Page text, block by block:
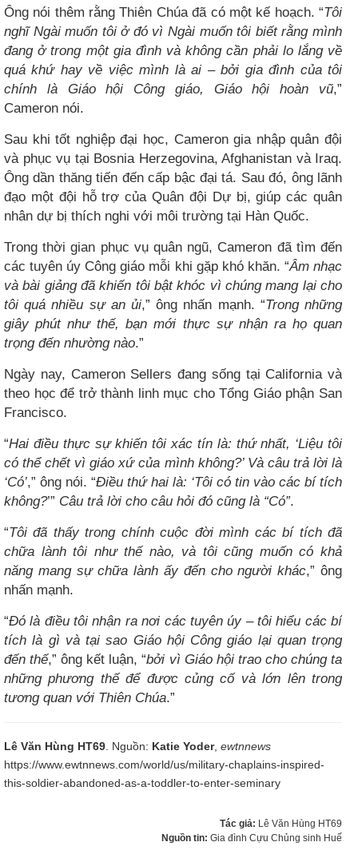
Ông nói thêm rằng Thiên Chúa đã có một kế hoạch. “Tôi
nghĩ Ngài muốn tôi ở đó vì Ngài muốn tôi biết rằng mình
đang ở trong một gia đình và không cần phải lo lắng về
quá khứ hay về việc mình là ai – bởi gia đình của tôi
chính là Giáo hội Công giáo, Giáo hội hoàn vũ,”
Cameron nói.
Sau khi tốt nghiệp đại học, Cameron gia nhập quân đội
và phục vụ tại Bosnia Herzegovina, Afghanistan và Iraq.
Ông dần thăng tiến đến cấp bậc đại tá. Sau đó, ông lãnh
đạo một đội hỗ trợ của Quân đội Dự bị, giúp các quân
nhân dự bị thích nghi với môi trường tại Hàn Quốc.
Trong thời gian phục vụ quân ngũ, Cameron đã tìm đến
các tuyên úy Công giáo mỗi khi gặp khó khăn. “Âm nhạc
và bài giảng đã khiến tôi bật khóc vì chúng mang lại cho
tôi quá nhiều sự an ủi,” ông nhấn mạnh. “Trong những
giây phút như thế, bạn mới thực sự nhận ra họ quan
trọng đến nhường nào.”
Ngày nay, Cameron Sellers đang sống tại California và
theo học để trở thành linh mục cho Tổng Giáo phận San
Francisco.
“Hai điều thực sự khiến tôi xác tín là: thứ nhất, ‘Liệu tôi
có thể chết vì giáo xứ của mình không?’ Và câu trả lời là
‘Có’,” ông nói. “Điều thứ hai là: ‘Tôi có tin vào các bí tích
không?’” Câu trả lời cho câu hỏi đó cũng là “Có”.
“Tôi đã thấy trong chính cuộc đời mình các bí tích đã
chữa lành tôi như thế nào, và tôi cũng muốn có khả
năng mang sự chữa lành ấy đến cho người khác,” ông
nhấn mạnh.
“Đó là điều tôi nhận ra nơi các tuyên úy – tôi hiểu các bí
tích là gì và tại sao Giáo hội Công giáo lại quan trọng
đến thế,” ông kết luận, “bởi vì Giáo hội trao cho chúng ta
những phương thế để được củng cố và lớn lên trong
tương quan với Thiên Chúa.”
Lê Văn Hùng HT69 . Nguồn: Katie Yoder, ewtnnews
https://www.ewtnnews.com/world/us/military-chaplains-inspired-
this-soldier-abandoned-as-a-toddler-to-enter-seminary
Tác giả: Lê Văn Hùng HT69
Nguồn tin: Gia đình Cựu Chủng sinh Huế